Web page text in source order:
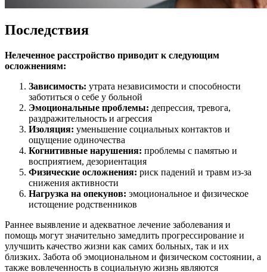
Последствия
Нелеченное расстройство приводит к следующим
осложнениям:
Зависимость: утрата независимости и способности
заботиться о себе у больной
Эмоциональные проблемы: депрессия, тревога,
раздражительность и агрессия
Изоляция: уменьшение социальных контактов и
ощущение одиночества
Когнитивные нарушения: проблемы с памятью и
восприятием, дезориентация
Физические осложнения: риск падений и травм из-за
снижения активности
Нагрузка на опекунов: эмоциональное и физическое
истощение родственников
Раннее выявление и адекватное лечение заболевания и
помощь могут значительно замедлить прогрессирование и
улучшить качество жизни как самих больных, так и их
близких. Забота об эмоциональном и физическом состоянии, а
также вовлеченность в социальную жизнь являются